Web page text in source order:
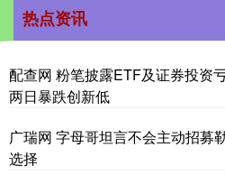
热点资讯
配查网 粉笔披露ETF及证券投资
两日暴跌创新低
广瑞网 字母哥坦言不会主动招募
选择